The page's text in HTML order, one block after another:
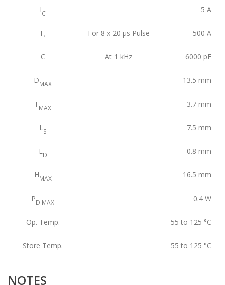
IC 5 A
IP For 8 x 20 μs Pulse 500 A
C At 1 kHz 6000 pF
DMAX 13.5 mm
TMAX 3.7 mm
LS 7.5 mm
LD 0.8 mm
HMAX 16.5 mm
PD MAX 0.4 W
Op. Temp. 55 to 125 °C
Store Temp. 55 to 125 °C
NOTES